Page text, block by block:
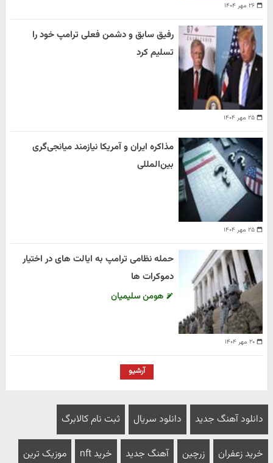
۲۶ مهر ۱۴۰۴
۲۵ مهر ۱۴۰۴
رفیق سابق و دشمن فعلی ترامپ خود را
تسلیم کرد
۲۵ مهر ۱۴۰۴
مذاکره ایران و آمریکا نیازمند میانجی‌گری
بین‌المللی
۲۰ مهر ۱۴۰۴
حمله نظامی ترامپ به ایالت های در اختیار
دموکرات ها
هومن سلیمیان
آرشیو
دانلود آهنگ جدید دانلود سریال ثبت نام کالابرگ
خرید زعفران زرچین آهنگ جدید خرید nft موزیک ترین